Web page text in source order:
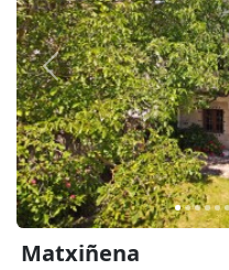
Anterior
Matxiñena